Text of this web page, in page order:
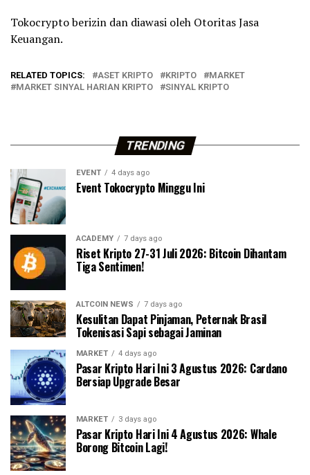
Tokocrypto berizin dan diawasi oleh Otoritas Jasa
Keuangan.
RELATED TOPICS: ASET KRIPTO KRIPTO
MARKET
MARKET SINYAL HARIAN KRIPTO
SINYAL KRIPTO
TRENDING
EVENT 4 days ago
Event Tokocrypto Minggu Ini
ACADEMY 7 days ago
Riset Kripto 27-31 Juli 2026: Bitcoin Dihantam
Tiga Sentimen!
ALTCOIN NEWS 7 days ago
Kesulitan Dapat Pinjaman, Peternak Brasil
Tokenisasi Sapi sebagai Jaminan
MARKET 4 days ago
Pasar Kripto Hari Ini 3 Agustus 2026: Cardano
Bersiap Upgrade Besar
MARKET 3 days ago
Pasar Kripto Hari Ini 4 Agustus 2026: Whale
Borong Bitcoin Lagi!